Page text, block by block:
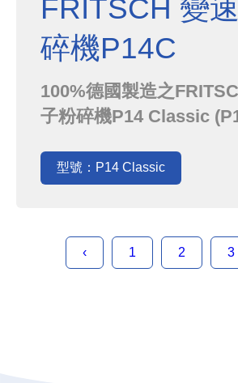
FRITSCH 變
碎機P14C
100%德國製造之
子粉碎機P14 Classic
合，利用非常高速運轉的
與篩網定子之間極細的間
在極短的時間內完成細化
過篩網的網目來得到相
型號：P14 Classic
‹ 1 2 3